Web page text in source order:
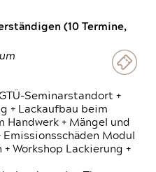
(10 Termine,
Seminarstandort +
+ Lackaufbau beim
Handwerk + Mängel und
Modul
+ Workshop Lackierung +